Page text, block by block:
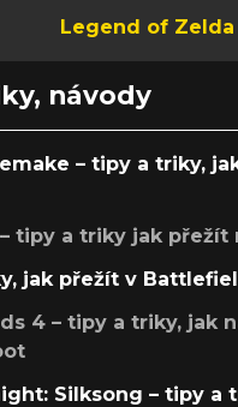
Legend of Zelda
návody
– tipy a triky,
tipy a triky jak přežít
jak přežít v
4 – tipy a triky, jak
Silksong – tipy a